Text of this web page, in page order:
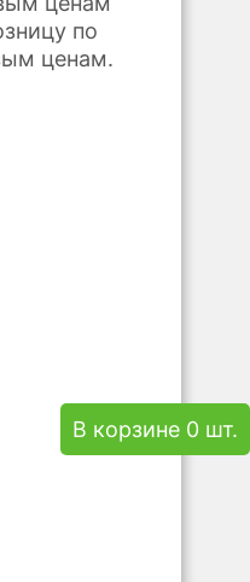
В корзине 0 шт.
по
ценам.